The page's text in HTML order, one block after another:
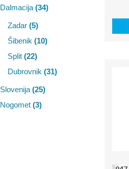
Dalmacija (34)
Zadar (5)
Šibenik (10)
Split (22)
Dubrovnik (31)
Slovenija (25)
Nogomet (3)